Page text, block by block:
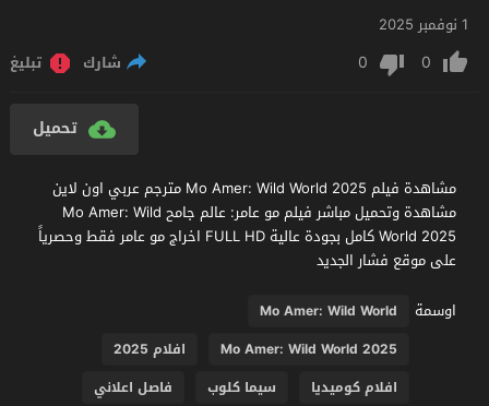
1 نوفمبر 2025
0
0 شارك تبليغ
تحميل
مشاهدة فيلم Mo Amer: Wild World 2025 مترجم عربي اون لاين
مشاهدة وتحميل مباشر فيلم مو عامر: عالم جامح Mo Amer: Wild
World 2025 كامل بجودة عالية FULL HD اخراج مو عامر فقط وحصرياً
على موقع فشار الجديد
اوسمة
Mo Amer: Wild World
Mo Amer: Wild World 2025
افلام 2025
افلام كوميديا
سيما كلوب
فاصل اعلاني